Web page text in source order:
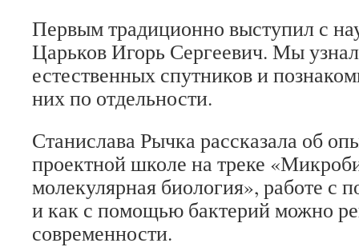
Первым традиционно выступил с
Царьков Игорь Сергеевич. Мы
естественных спутников и
них по отдельности.
Станислава Рычка рассказала об
проектной школе на треке
молекулярная биология», работе с
и как с помощью бактерий можно
современности.